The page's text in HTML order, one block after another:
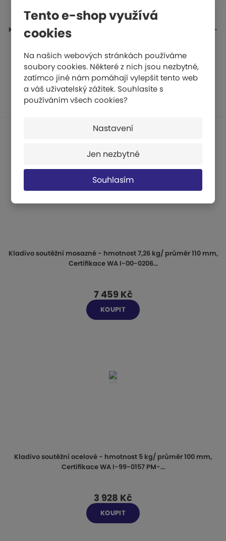
Tento e-shop využívá
cookies
Na našich webových stránkách používáme
soubory cookies. Některé z nich jsou nezbytné,
zatímco jiné nám pomáhají vylepšit tento web
a váš uživatelský zážitek. Souhlasíte s
používáním všech cookies?
Nastavení
Jen nezbytné
Souhlasím
Kladivo soutěžní ocelové - hmotnost 6 kg/ průměr 110mm PM-
4 415 Kč
KOUPIT
Kladivo soutěžní mosazné - hmotnost 7,26 kg/ průměr 110 mm,
Certifikace WA I-00-0206...
7 459 Kč
KOUPIT
Kladivo soutěžní ocelové - hmotnost 5 kg/ průměr 100 mm,
Certifikace WA I-99-0157 PM-...
3 928 Kč
KOUPIT